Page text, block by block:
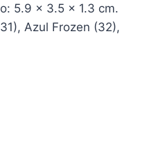
5.9 x 3.5 x 1.3 cm.
Azul Frozen (32),